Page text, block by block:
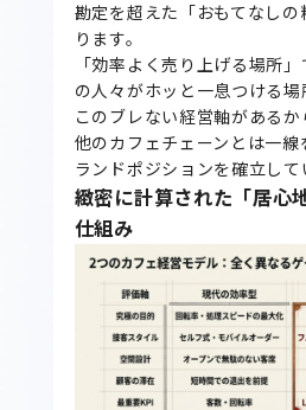
勘定を超えた「おもてなしの
ります。
「効率よく売り上げる場所
の人々がホッと一息つける場
このブレない経営軸がある
他のカフェチェーンとは一
ランドポジションを確立して
緻密に計算された「居心
仕組み